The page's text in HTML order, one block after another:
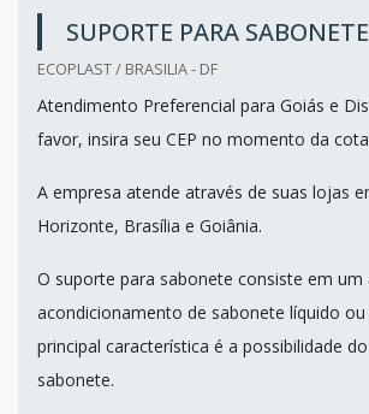
SUPORTE PARA SABONETE
ECOPLAST / BRASILIA - DF
Atendimento Preferencial para Goiás e
favor, insira seu CEP no momento da
A empresa atende através de suas lojas
Horizonte, Brasília e Goiânia.
O suporte para sabonete consiste em um
acondicionamento de sabonete líquido ou
principal característica é a possibilidade
sabonete.